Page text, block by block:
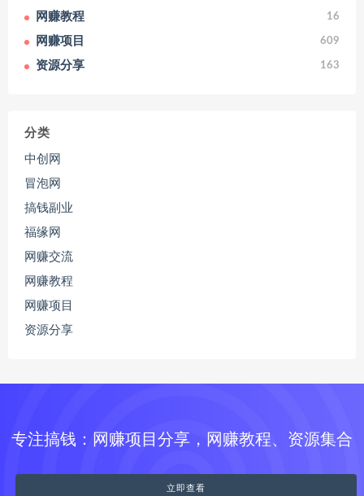
网赚教程 16
网赚项目 609
资源分享 163
分类
中创网
冒泡网
搞钱副业
福缘网
网赚交流
网赚教程
网赚项目
资源分享
专注搞钱：网赚项目分享，网赚教程、资源集合
立即查看